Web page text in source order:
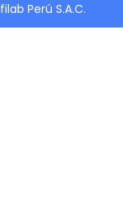
Perú S.A.C.